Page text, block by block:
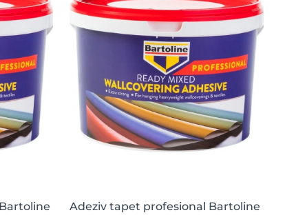
Adeziv tapet profesional Bartoline